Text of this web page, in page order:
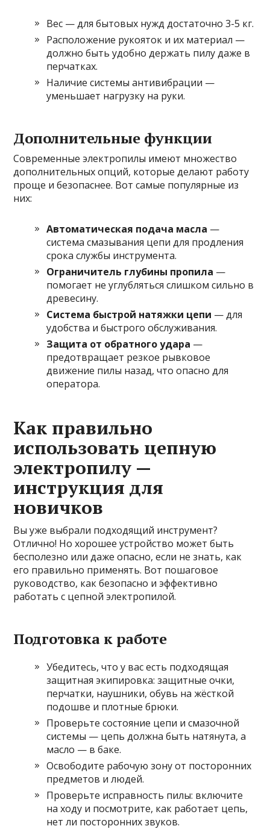
Вес — для бытовых нужд достаточно 3-5 кг.
Расположение рукояток и их материал —
должно быть удобно держать пилу даже в
перчатках.
Наличие системы антивибрации —
уменьшает нагрузку на руки.
Дополнительные функции
Современные электропилы имеют множество
дополнительных опций, которые делают работу
проще и безопаснее. Вот самые популярные из
них:
Автоматическая подача масла —
система смазывания цепи для продления
срока службы инструмента.
Ограничитель глубины пропила —
помогает не углубляться слишком сильно в
древесину.
Система быстрой натяжки цепи — для
удобства и быстрого обслуживания.
Защита от обратного удара —
предотвращает резкое рывковое
движение пилы назад, что опасно для
оператора.
Как правильно
использовать цепную
электропилу —
инструкция для
новичков
Вы уже выбрали подходящий инструмент?
Отлично! Но хорошее устройство может быть
бесполезно или даже опасно, если не знать, как
его правильно применять. Вот пошаговое
руководство, как безопасно и эффективно
работать с цепной электропилой.
Подготовка к работе
Убедитесь, что у вас есть подходящая
защитная экипировка: защитные очки,
перчатки, наушники, обувь на жёсткой
подошве и плотные брюки.
Проверьте состояние цепи и смазочной
системы — цепь должна быть натянута, а
масло — в баке.
Освободите рабочую зону от посторонних
предметов и людей.
Проверьте исправность пилы: включите
на ходу и посмотрите, как работает цепь,
нет ли посторонних звуков.